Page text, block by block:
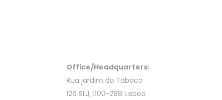
Office/Headquarters:
Rua jardim do Tabaco
126 SLJ, 1100-288 Lisboa